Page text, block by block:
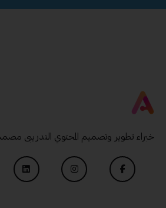
خبراء تطوير وتصميم المحتوي التدريبى